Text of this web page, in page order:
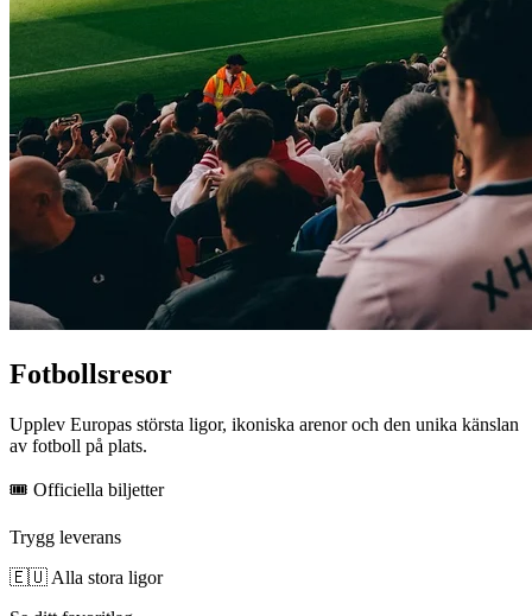
Fotbollsresor
Upplev Europas största ligor, ikoniska arenor och den unika känslan
av fotboll på plats.
🎟 Officiella biljetter
Trygg leverans
🇪🇺 Alla stora ligor